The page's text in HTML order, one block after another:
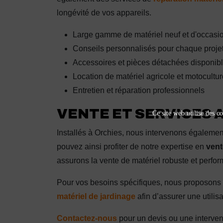
longévité de vos appareils.
Large gamme de matériel neuf et
Conseils personnalisés pour chaque
Accessoires et pièces détachées
Location de matériel agricole et
Entretien et réparation professionnels
VENTE ET SERVICES
Installés à Orchies, nous intervenons
pouvez ainsi profiter de notre expertise en
assurons la vente de matériel robuste et
Pour vos besoins spécifiques, nous
matériel de jardinage afin d’assurer une
Contactez-nous pour un devis ou une
Ce site web utilise des